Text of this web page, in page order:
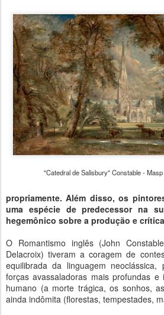
"Catedral de Salisbury" Constable - Masp
propriamente. Além disso, os
uma espécie de predecessor na
hegemônico sobre a produção e
O Romantismo inglês (John
Delacroix) tiveram a coragem de
equilibrada da linguagem
forças avassaladoras mais profundas e
humano (a morte trágica, os sonhos,
ainda indômita (florestas, tempestades,